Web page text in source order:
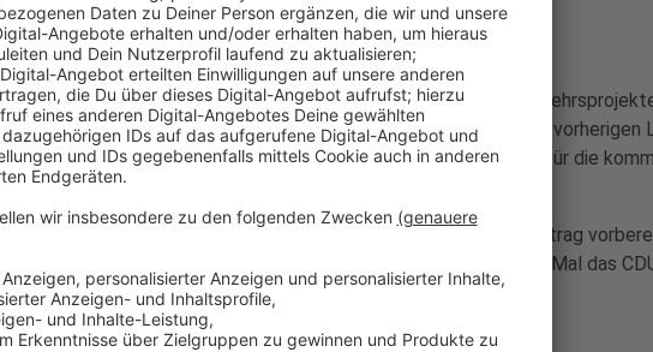
Anzeige
Darin sitzen Vertreter beider Fraktionen und verhandeln über
in den großen Koalitionsvertrag einfließen sollen. Voussem war im vorherigen
Mitglied des Verkehrsausschusses. Zunächst seien drei Termine für die
vereinbart worden, sagte Voussem nach dem ersten Treffen.
Insgesamt gibt es dreizehn Arbeitsgruppen, die den Koalitionsvertrag
Koalitionsverhandlungen erfolgreich verlaufen, wäre es das erste Mal das
gemeinsam in NRW regieren.
Anzeige